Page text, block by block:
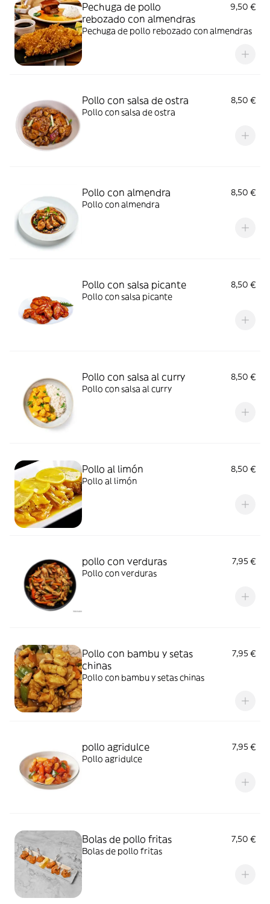
Pechuga de pollo
rebozado con almendras
9,50 €
Pechuga de pollo rebozado con almendras
Pollo con salsa de ostra
8,50 €
Pollo con salsa de ostra
Pollo con almendra
8,50 €
Pollo con almendra
Pollo con salsa picante
8,50 €
Pollo con salsa picante
Pollo con salsa al curry
8,50 €
Pollo con salsa al curry
Pollo al limón
8,50 €
Pollo al limón
pollo con verduras
7,95 €
Pollo con verduras
Pollo con bambu y setas
chinas
7,95 €
Pollo con bambu y setas chinas
pollo agridulce
7,95 €
Pollo agridulce
Bolas de pollo fritas
7,50 €
Bolas de pollo fritas